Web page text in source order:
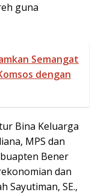
guna
Semangat
dengan
Bina Keluarga
MPS dan
Bener
dan
Sayutiman, SE.,